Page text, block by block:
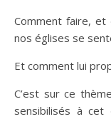
Comment faire, et comment être, pour que le visiteur de
nos églises se
Et comment lui
C’est sur ce
sensibilisés à cet